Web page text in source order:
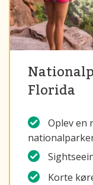
Florida
Oplev en
Korte